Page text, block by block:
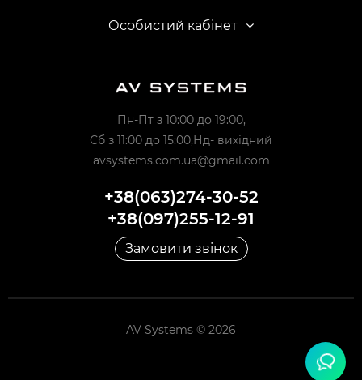
Особистий кабінет
Пн-Пт з 10:00 до 19:00,
Сб з 11:00 до 15:00,Нд- вихідний
avsystems.com.ua@gmail.com
+38(063)274-30-52
+38(097)255-12-91
Замовити звінок
AV Systems © 2026